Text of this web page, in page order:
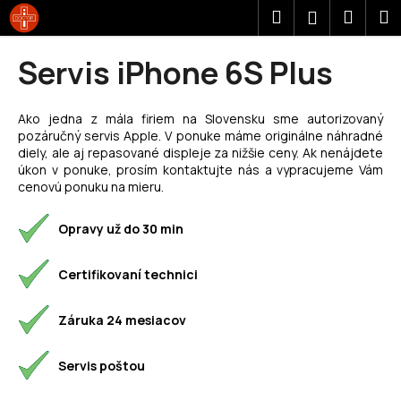
Prejsť
na
obsah
Hľadať
Servis iPhone 6S Plus
Ako jedna z mála firiem na Slovensku sme autorizovaný
pozáručný servis Apple. V ponuke máme originálne náhradné
diely, ale aj repasované displeje za nižšie ceny. Ak nenájdete
úkon v ponuke, prosím kontaktujte nás a vypracujeme Vám
cenovú ponuku na mieru.
Opravy už do 30 min
Certifikovaní technici
Záruka 24 mesiacov
Servis poštou
K
o
o
p
o
t
e
u
e
e